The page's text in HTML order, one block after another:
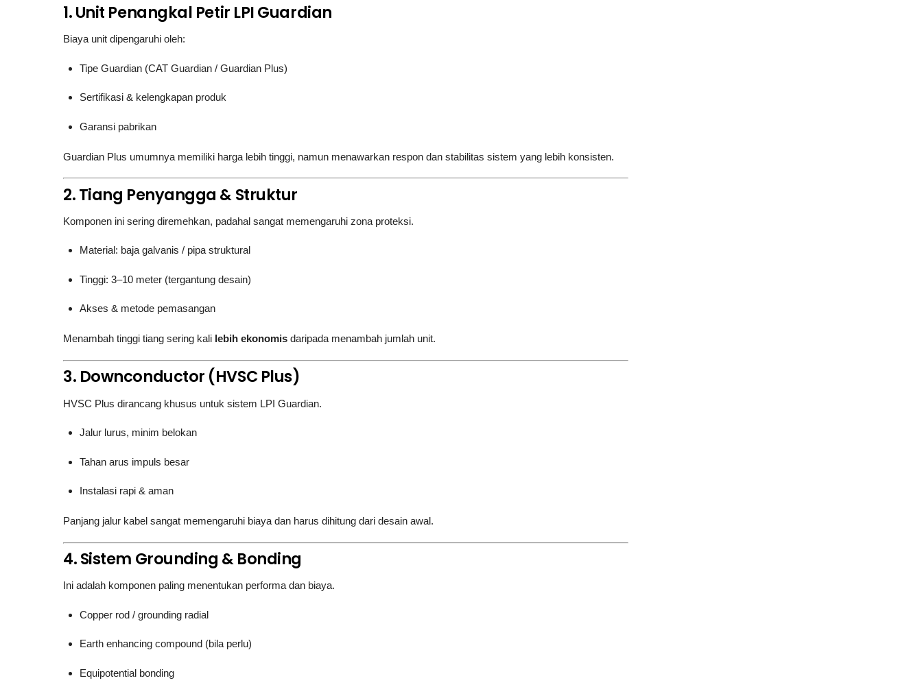
1. Unit Penangkal Petir LPI Guardian
Biaya unit dipengaruhi oleh:
Tipe Guardian (CAT Guardian / Guardian Plus)
Sertifikasi & kelengkapan produk
Garansi pabrikan
Guardian Plus umumnya memiliki harga lebih tinggi, namun menawarkan respon dan stabilitas sistem yang lebih konsisten.
2. Tiang Penyangga & Struktur
Komponen ini sering diremehkan, padahal sangat memengaruhi zona proteksi.
Material: baja galvanis / pipa struktural
Tinggi: 3–10 meter (tergantung desain)
Akses & metode pemasangan
Menambah tinggi tiang sering kali lebih ekonomis daripada menambah jumlah unit.
3. Downconductor (HVSC Plus)
HVSC Plus dirancang khusus untuk sistem LPI Guardian.
Jalur lurus, minim belokan
Tahan arus impuls besar
Instalasi rapi & aman
Panjang jalur kabel sangat memengaruhi biaya dan harus dihitung dari desain awal.
4. Sistem Grounding & Bonding
Ini adalah komponen paling menentukan performa dan biaya.
Copper rod / grounding radial
Earth enhancing compound (bila perlu)
Equipotential bonding